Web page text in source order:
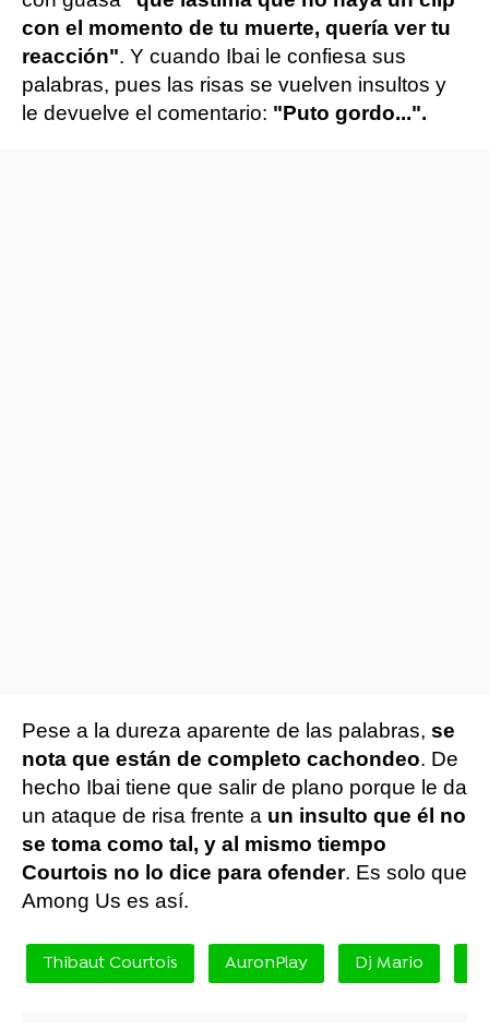
con el momento de tu muerte, quería ver tu
reacción". Y cuando Ibai le confiesa sus
palabras, pues las risas se vuelven insultos y
le devuelve el comentario: "Puto gordo...".
Pese a la dureza aparente de las palabras, se
nota que están de completo cachondeo. De
hecho Ibai tiene que salir de plano porque le da
un ataque de risa frente a un insulto que él no
se toma como tal, y al mismo tiempo
Courtois no lo dice para ofender. Es solo que
Among Us es así.
Thibaut Courtois AuronPlay Dj Mario